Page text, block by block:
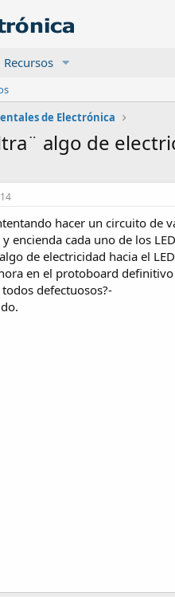
Recursos
de Electrónica
algo de
hacer un circuito de
encienda cada uno de los
de electricidad hacia el
en el protoboard
defectuosos?-